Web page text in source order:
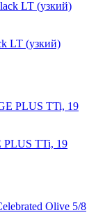
LT (узкий)
PLUS TTi, 19